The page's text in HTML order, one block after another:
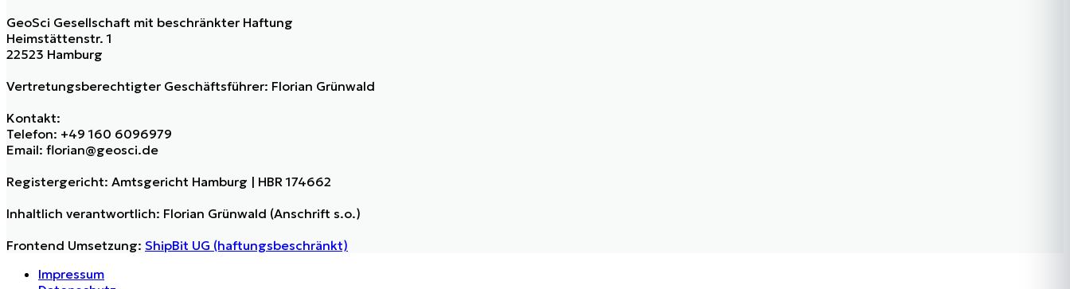
GeoSci Gesellschaft mit beschränkter Haftung
Heimstättenstr. 1
22523 Hamburg
Vertretungsberechtigter Geschäftsführer: Florian Grünwald
Kontakt:
Telefon: +49 160 6096979
Email: florian@geosci.de
Registergericht: Amtsgericht Hamburg | HBR 174662
Inhaltlich verantwortlich: Florian Grünwald (Anschrift s.o.)
Frontend Umsetzung: ShipBit UG (haftungsbeschränkt)
Impressum